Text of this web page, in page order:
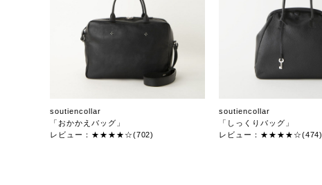
soutiencollar
「おかかえバッグ」
レビュー：★★★★☆(702)
soutiencollar
「しっくりバッグ」
レビュー：★★★★☆(474)